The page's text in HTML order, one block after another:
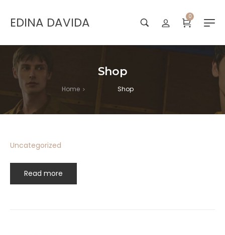
EDINA DAVIDA 0
Shop
Home > Shop
Uncategorized
Read more